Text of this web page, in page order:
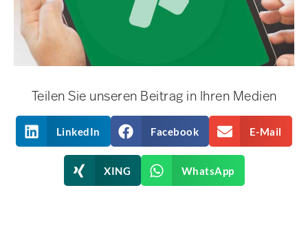
Teilen Sie unseren Beitrag in Ihren Medien
LinkedIn Facebook E-Mail
XING WhatsApp